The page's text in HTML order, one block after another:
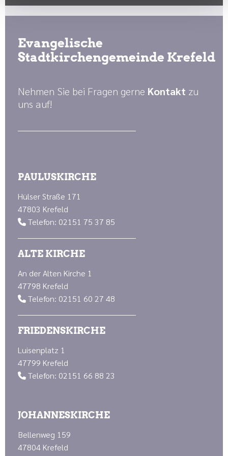
Evangelische
Stadtkirchengemeinde Krefeld
Nehmen Sie bei Fragen gerne Kontakt zu
uns auf!
PAULUSKIRCHE
Hülser Straße 171
47803 Krefeld
 Telefon: 02151 75 37 85
ALTE KIRCHE
An der Alten Kirche 1
47798 Krefeld
 Telefon: 02151 60 27 48
FRIEDENSKIRCHE
Luisenplatz 1
47799 Krefeld
 Telefon: 02151 66 88 23
JOHANNESKIRCHE
Bellenweg 159
47804 Krefeld